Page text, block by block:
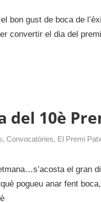
bon gust de boca de
convertir el dia del
del 10è
, Convocatòries, El Premi
el gran
pogueu anar fent